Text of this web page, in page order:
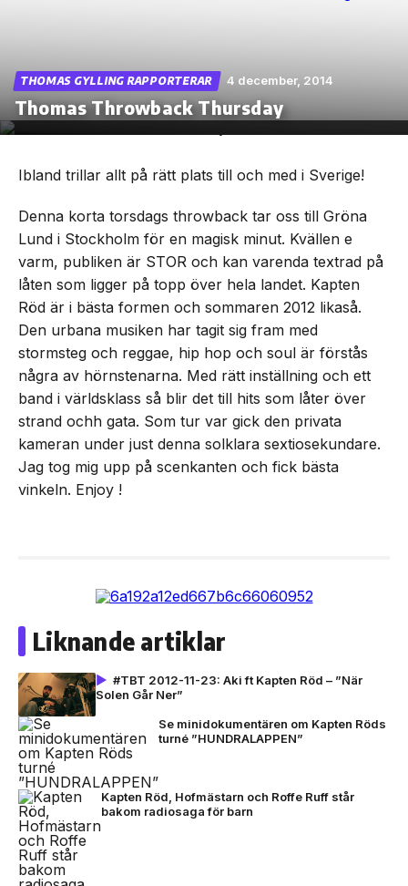
Skip
the
THOMAS GYLLING RAPPORTERAR 4 december, 2014
Thomas Throwback Thursday
Ibland trillar allt på rätt plats till och med i Sverige!
Denna korta torsdags throwback tar oss till Gröna
Lund i Stockholm för en magisk minut. Kvällen e
varm, publiken är STOR och kan varenda textrad på
låten som ligger på topp över hela landet. Kapten
Röd är i bästa formen och sommaren 2012 likaså.
Den urbana musiken har tagit sig fram med
stormsteg och reggae, hip hop och soul är förstås
några av hörnstenarna. Med rätt inställning och ett
band i världsklass så blir det till hits som låter över
strand ochh gata. Som tur var gick den privata
kameran under just denna solklara sextiosekundare.
Jag tog mig upp på scenkanten och fick bästa
vinkeln. Enjoy !
Liknande artiklar
#TBT 2012-11-23: Aki ft Kapten Röd – ”När
Solen Går Ner”
Se minidokumentären om Kapten Röds
turné ”HUNDRALAPPEN”
Kapten Röd, Hofmästarn och Roffe Ruff står
bakom radiosaga för barn